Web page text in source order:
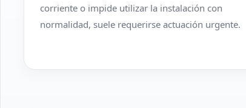
corriente o impide utilizar la instalación con
normalidad, suele requerirse actuación urgente.